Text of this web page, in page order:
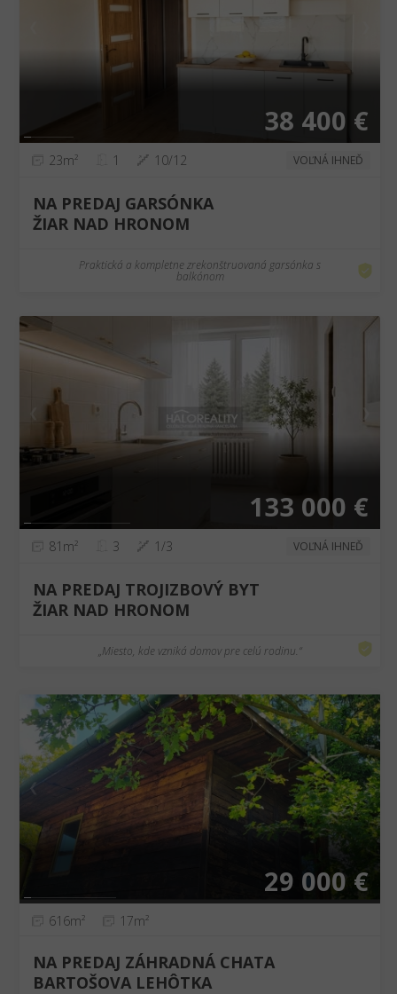
38 400 €
23m² 1 10/12 VOĽNÁ IHNEĎ
NA PREDAJ GARSÓNKA
ŽIAR NAD HRONOM
Praktická a kompletne zrekonštruovaná garsónka s
balkónom
133 000 €
81m² 3 1/3 VOĽNÁ IHNEĎ
NA PREDAJ TROJIZBOVÝ BYT
ŽIAR NAD HRONOM
„Miesto, kde vzniká domov pre celú rodinu.“
❮ ❯
29 000 €
616m² 17m²
NA PREDAJ ZÁHRADNÁ CHATA
BARTOŠOVA LEHÔTKA